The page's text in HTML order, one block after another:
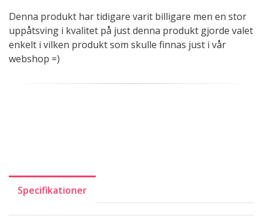
Denna produkt har tidigare varit billigare men en stor
uppåtsving i kvalitet på just denna produkt gjorde valet
enkelt i vilken produkt som skulle finnas just i vår
webshop =)
Specifikationer